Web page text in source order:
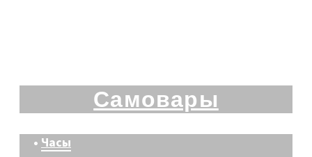
Самовары
• Часы